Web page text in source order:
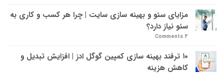
مزایای سئو و بهینه سازی سایت | چرا هر کسب و کاری به
سئو نیاز دارد؟
۲
۱۰ ترفند بهینه سازی کمپین گوگل ادز | افزایش تبدیل و
کاهش هزینه